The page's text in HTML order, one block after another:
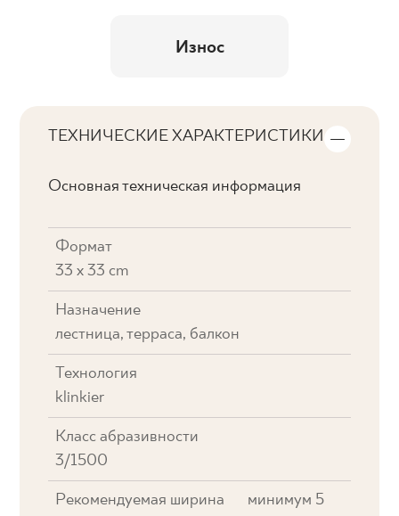
Износ
ТЕХНИЧЕСКИЕ ХАРАКТЕРИСТИКИ
Основная техническая информация
Формат
33 x 33 cm
Назначение
лестница, терраса, балкон
Технология
klinkier
Класс абразивности
3/1500
Рекомендуемая ширина
минимум 5